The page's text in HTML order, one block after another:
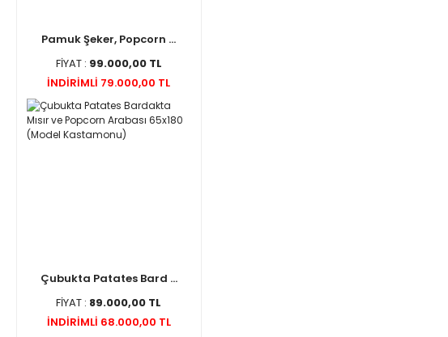
Pamuk Şeker, Popcorn ...
FİYAT : 99.000,00 TL
İNDİRİMLİ 79.000,00 TL
Çubukta Patates Bard ...
FİYAT : 89.000,00 TL
İNDİRİMLİ 68.000,00 TL